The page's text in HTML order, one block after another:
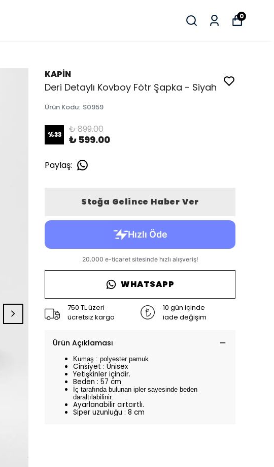
0
KAPİN
Deri Detaylı Kovboy Fötr Şapka - Siyah
Ürün Kodu: S0959
%33 ₺ 899.00
₺ 599.00
Paylaş:
Stoğa Gelince Haber Ver
WHATSAPP
750 TL üzeri
ücretsiz kargo
10 gün içinde
iade değişim
Ürün Açıklaması
Kumaş : polyester pamuk
Cinsiyet : Unisex
Yetişkinler içindir.
Beden : 57 cm
İç tarafında bulunan ipler sayesinde beden
daraltılabilinir.
Ayarlanabilir cırtcırtlı.
Siper uzunluğu : 8 cm